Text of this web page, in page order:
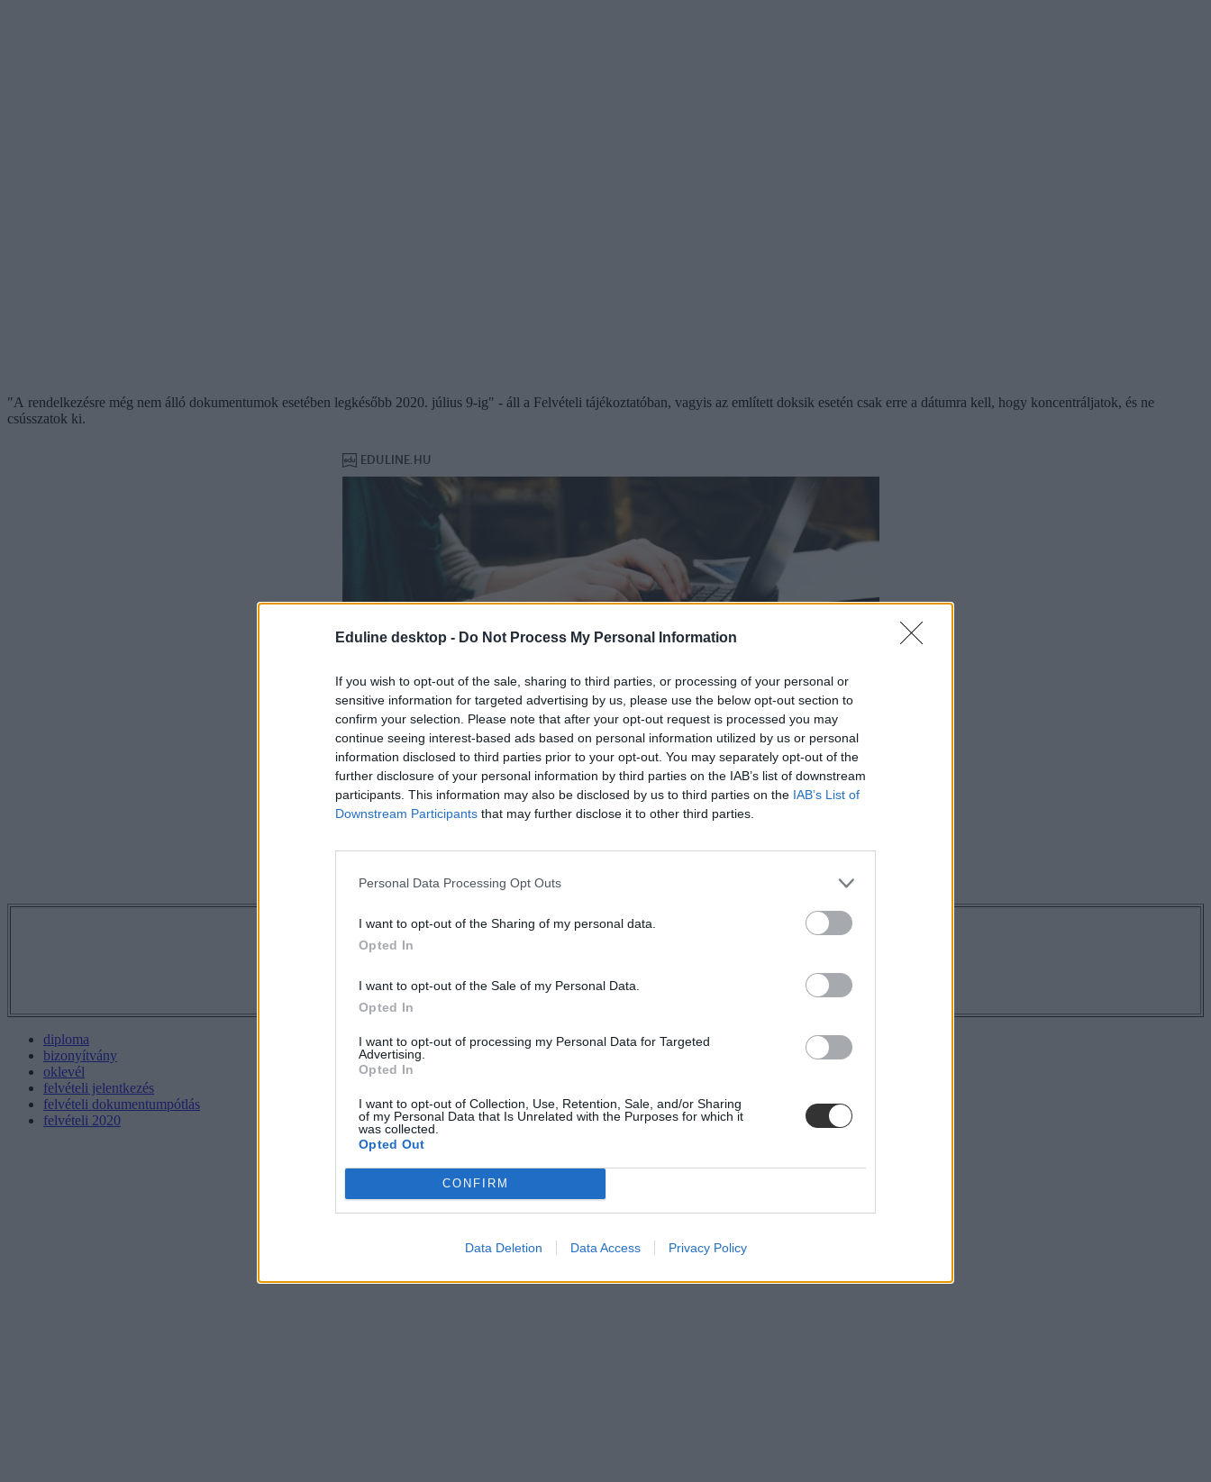
Eduline desktop - Do Not Process My Personal Information
If you wish to opt-out of the sale, sharing to third parties, or processing of your personal or
sensitive information for targeted advertising by us, please use the below opt-out section to
confirm your selection. Please note that after your opt-out request is processed you may
continue seeing interest-based ads based on personal information utilized by us or personal
information disclosed to third parties prior to your opt-out. You may separately opt-out of the
further disclosure of your personal information by third parties on the IAB’s list of downstream
participants. This information may also be disclosed by us to third parties on the IAB’s List of
Downstream Participants that may further disclose it to other third parties.
Personal Data Processing Opt Outs
I want to opt-out of the Sharing of my personal data.
Opted In
I want to opt-out of the Sale of my Personal Data.
Opted In
I want to opt-out of processing my Personal Data for Targeted
Advertising.
Opted In
I want to opt-out of Collection, Use, Retention, Sale, and/or Sharing
of my Personal Data that Is Unrelated with the Purposes for which it
was collected.
Opted Out
CONFIRM
Data Deletion Data Access Privacy Policy
"A rendelkezésre még nem álló dokumentumok esetében legkésőbb 2020. július 9-ig" - áll a Felvételi tájékoztatóban, vagyis az említett doksik esetén csak erre a dátumra kell, hogy koncentráljatok, és ne
csússzatok ki.
Tetszett a cikk? Kövess minket a Facebookon is, és nem fogsz lemaradni a fontos hírekről!
diploma
bizonyítvány
oklevél
felvételi jelentkezés
felvételi dokumentumpótlás
felvételi 2020